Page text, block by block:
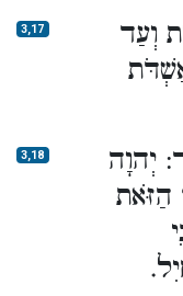
3,17
וְעַד
3,18
יְהוָה
הַזֹּאת